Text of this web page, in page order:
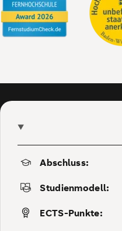
Abschluss:
Studienmodell:
ECTS-Punkte: